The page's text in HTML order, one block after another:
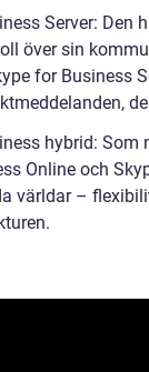
Server: Den
över sin
for Business
hybrid:
Online och
världar –